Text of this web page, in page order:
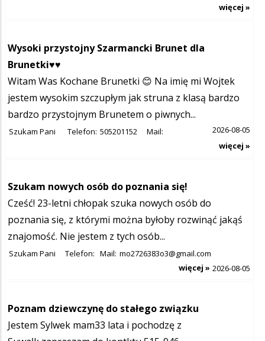
więcej »
Wysoki przystojny Szarmancki Brunet dla
Brunetki♥️♥️
Witam Was Kochane Brunetki 😊 Na imię mi Wojtek
jestem wysokim szczupłym jak struna z klasą bardzo
bardzo przystojnym Brunetem o piwnych...
Szukam Pani Telefon: 505201152 Mail:
2026-08-05
więcej »
Szukam nowych osób do poznania się!
Cześć! 23-letni chłopak szuka nowych osób do
poznania się, z którymi można byłoby rozwinąć jakąś
znajomość. Nie jestem z tych osób...
Szukam Pani Telefon: Mail: mo2726383o3@gmail.com
2026-08-05
więcej »
Poznam dziewczynę do stałego związku
Jestem Sylwek mam33 lata i pochodzę z